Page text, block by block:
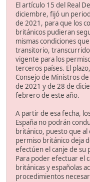
El artículo 15 del Real
diciembre, fijó un
de 2021, para que los
británicos pudieran
mismas condiciones
transitorio, transcurrido
vigente para los
terceros países. El
Consejo de Ministros
de 2021 y de 28 de
febrero de este año.
A partir de esa fecha,
España no podrán
británico, puesto que al
permiso británico deja
efectúen el canje de su
Para poder efectuar el
británicas y españolas
procedimientos